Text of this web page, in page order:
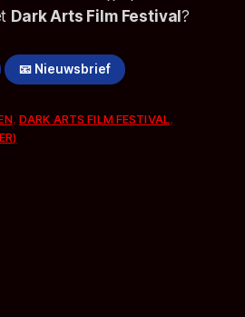
Dark Arts Film Festival?
📧 Nieuwsbrief
, DARK ARTS FILM FESTIVAL,